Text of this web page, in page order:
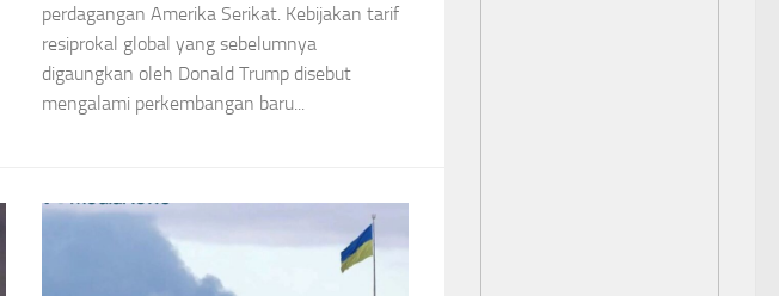
perdagangan Amerika Serikat. Kebijakan tarif
resiprokal global yang sebelumnya
digaungkan oleh Donald Trump disebut
mengalami perkembangan baru...